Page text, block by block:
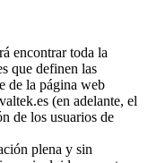
encontrar toda la
que definen las
de la página web
(en adelante, el
de los usuarios de
plena y sin